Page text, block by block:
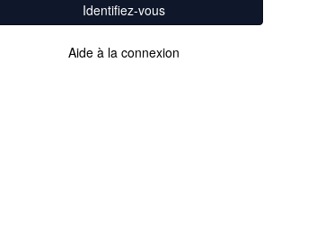
Identifiez-vous
Aide à la connexion